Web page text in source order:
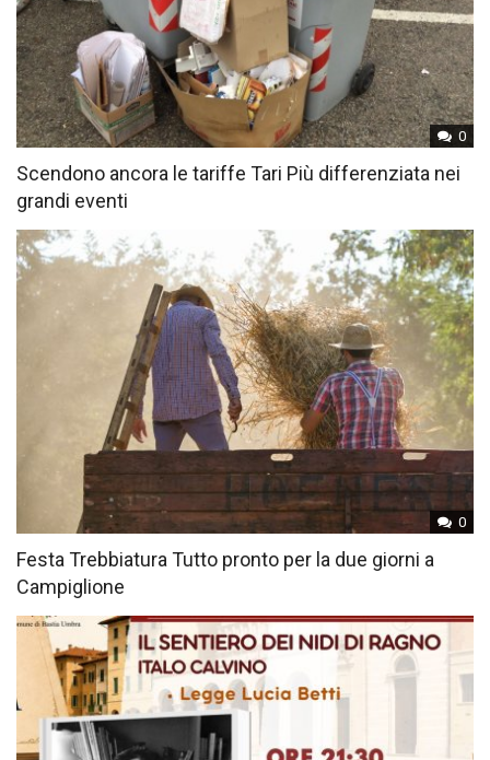
0
Scendono ancora le tariffe Tari Più differenziata nei
grandi eventi
0
Festa Trebbiatura Tutto pronto per la due giorni a
Campiglione